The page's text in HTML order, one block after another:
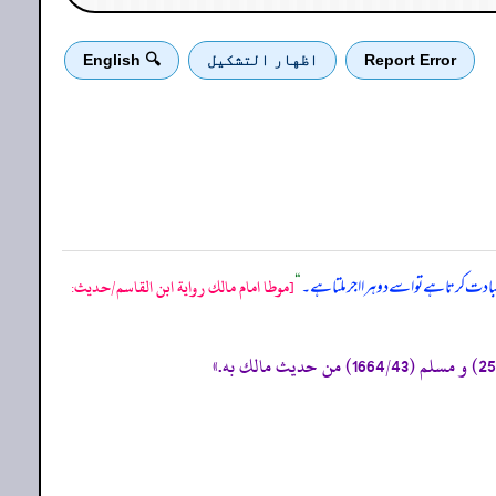
Report Error اظهار التشكيل 🔍 English
کرتا ہے تو اسے دوہرا اجر ملتا ہے۔“[موطا امام مالك رواية ابن القاسم/حدیث: